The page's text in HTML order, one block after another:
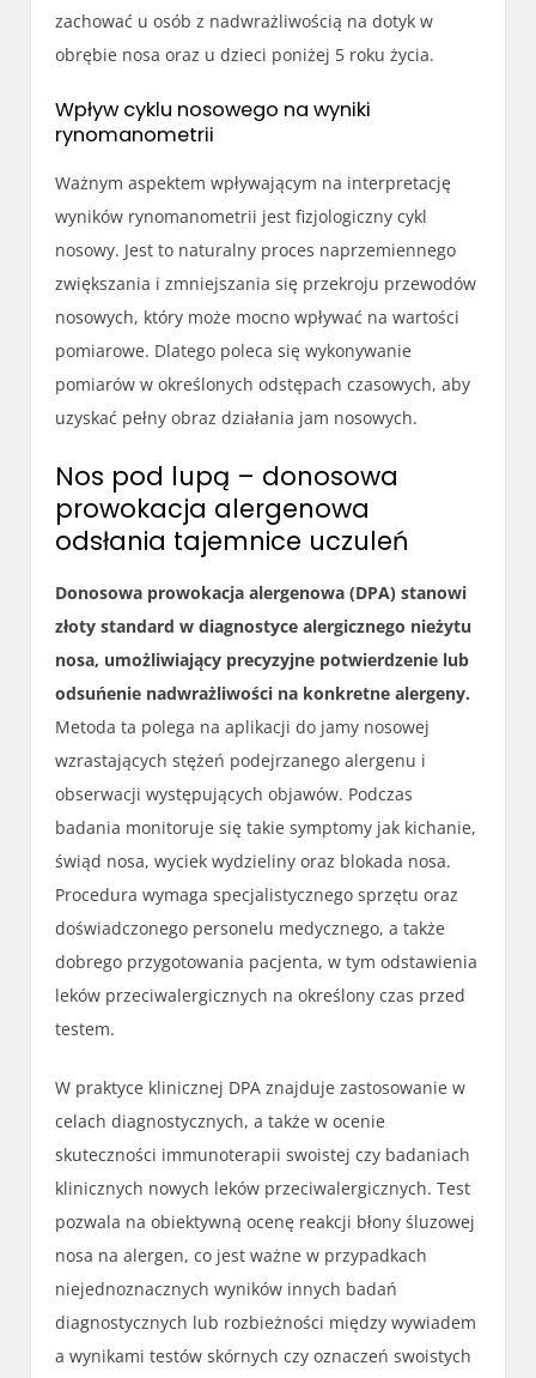
zachować u osób z nadwrażliwością na dotyk w
obrębie nosa oraz u dzieci poniżej 5 roku życia.
Wpływ cyklu nosowego na wyniki
rynomanometrii
Ważnym aspektem wpływającym na interpretację
wyników rynomanometrii jest fizjologiczny cykl
nosowy. Jest to naturalny proces naprzemiennego
zwiększania i zmniejszania się przekroju przewodów
nosowych, który może mocno wpływać na wartości
pomiarowe. Dlatego poleca się wykonywanie
pomiarów w określonych odstępach czasowych, aby
uzyskać pełny obraz działania jam nosowych.
Nos pod lupą – donosowa
prowokacja alergenowa
odsłania tajemnice uczuleń
Donosowa prowokacja alergenowa (DPA) stanowi
złoty standard w diagnostyce alergicznego nieżytu
nosa, umożliwiający precyzyjne potwierdzenie lub
odsuńenie nadwrażliwości na konkretne alergeny.
Metoda ta polega na aplikacji do jamy nosowej
wzrastających stężeń podejrzanego alergenu i
obserwacji występujących objawów. Podczas
badania monitoruje się takie symptomy jak kichanie,
świąd nosa, wyciek wydzieliny oraz blokada nosa.
Procedura wymaga specjalistycznego sprzętu oraz
doświadczonego personelu medycznego, a także
dobrego przygotowania pacjenta, w tym odstawienia
leków przeciwalergicznych na określony czas przed
testem.
W praktyce klinicznej DPA znajduje zastosowanie w
celach diagnostycznych, a także w ocenie
skuteczności immunoterapii swoistej czy badaniach
klinicznych nowych leków przeciwalergicznych. Test
pozwala na obiektywną ocenę reakcji błony śluzowej
nosa na alergen, co jest ważne w przypadkach
niejednoznacznych wyników innych badań
diagnostycznych lub rozbieżności między wywiadem
a wynikami testów skórnych czy oznaczeń swoistych